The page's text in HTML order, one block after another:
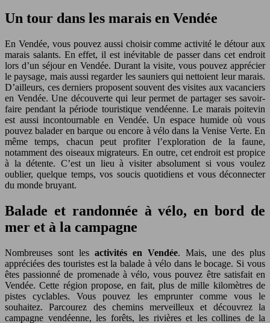
Un tour dans les marais en Vendée
En Vendée, vous pouvez aussi choisir comme activité le détour aux
marais salants. En effet, il est inévitable de passer dans cet endroit
lors d’un séjour en Vendée. Durant la visite, vous pouvez apprécier
le paysage, mais aussi regarder les sauniers qui nettoient leur marais.
D’ailleurs, ces derniers proposent souvent des visites aux vacanciers
en Vendée. Une découverte qui leur permet de partager ses savoir-
faire pendant la période touristique vendéenne. Le marais poitevin
est aussi incontournable en Vendée. Un espace humide où vous
pouvez balader en barque ou encore à vélo dans la Venise Verte. En
même temps, chacun peut profiter l’exploration de la faune,
notamment des oiseaux migrateurs. En outre, cet endroit est propice
à la détente. C’est un lieu à visiter absolument si vous voulez
oublier, quelque temps, vos soucis quotidiens et vous déconnecter
du monde bruyant.
Balade et randonnée à vélo, en bord de
mer et à la campagne
Nombreuses sont les activités en Vendée. Mais, une des plus
appréciées des touristes est la balade à vélo dans le bocage. Si vous
êtes passionné de promenade à vélo, vous pouvez être satisfait en
Vendée. Cette région propose, en fait, plus de mille kilomètres de
pistes cyclables. Vous pouvez les emprunter comme vous le
souhaitez. Parcourez des chemins merveilleux et découvrez la
campagne vendéenne, les forêts, les rivières et les collines de la